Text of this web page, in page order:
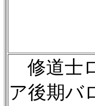
修道士
ア後期バ